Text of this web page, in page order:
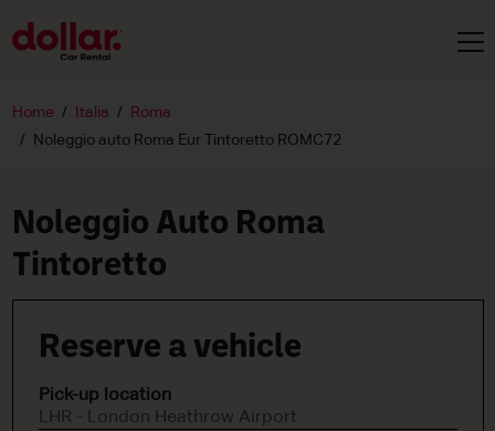
Home Italia
Roma
Noleggio auto Roma Eur Tintoretto ROMC72
Noleggio Auto Roma
Tintoretto
Reserve a vehicle
Pick-up location
LHR - London Heathrow Airport